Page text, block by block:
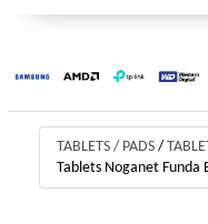
TABLETS / PADS /
Tablets Noganet Funda